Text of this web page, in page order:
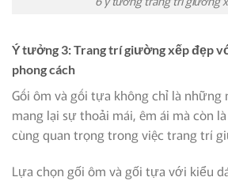
Ý tưởng 3: Trang trí giường xếp đẹp
phong cách
Gối ôm và gối tựa không chỉ là những
mang lại sự thoải mái, êm ái mà còn
cùng quan trọng trong việc trang trí
Lựa chọn gối ôm và gối tựa với kiểu